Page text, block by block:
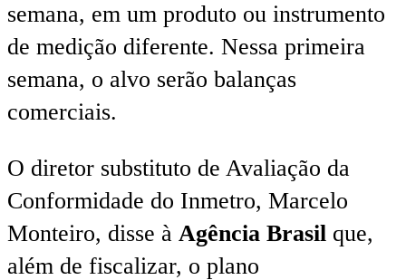
semana, em um produto ou instrumento
de medição diferente. Nessa primeira
semana, o alvo serão balanças
comerciais.
O diretor substituto de Avaliação da
Conformidade do Inmetro, Marcelo
Monteiro, disse à Agência Brasil que,
além de fiscalizar, o plano